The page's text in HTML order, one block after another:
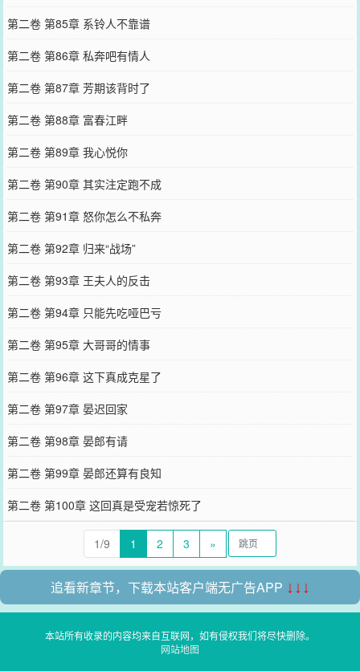
第二卷 第85章 系铃人不靠谱
第二卷 第86章 私奔吧有情人
第二卷 第87章 芳期该背时了
第二卷 第88章 富春江畔
第二卷 第89章 我心悦你
第二卷 第90章 其实注定跑不成
第二卷 第91章 怒你怎么不私奔
第二卷 第92章 归来“战场”
第二卷 第93章 王夫人的反击
第二卷 第94章 只能先吃哑巴亏
第二卷 第95章 大哥哥的情事
第二卷 第96章 这下真成克星了
第二卷 第97章 晏迟回家
第二卷 第98章 晏郎有请
第二卷 第99章 晏郎还算有良知
第二卷 第100章 这回真是受宠若惊死了
1/9 1 2 3 »
追看新章节，下载本站客户端无广告APP ↓↓↓
本站所有收录的内容均来自互联网，如有侵权我们将尽快删除。
网站地图